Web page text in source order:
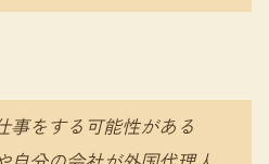
事をする可能性がある